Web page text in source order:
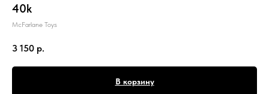
40k
McFarlane Toys
3 150 р.
В корзину